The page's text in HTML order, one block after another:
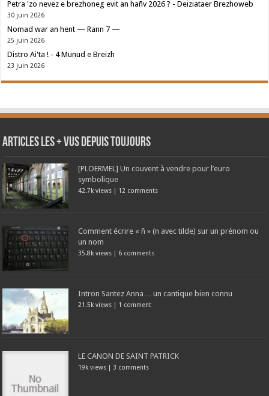
Petra 'zo nevez e brezhoneg evit an hañv 2026 ? - Deiziataer Brezhoweb
30 juin 2026
Nomad war an hent — Rann 7 —
25 juin 2026
Distro Ai'ta ! - 4 Munud e Breizh
23 juin 2026
Articles les + vus depuis toujours
[PLOERMEL] Un couvent à vendre pour l’euro
symbolique
42.7k views 12 comments
Comment écrire « ñ » (n avec tilde) sur un prénom ou
un nom
35.8k views 6 comments
Intron Santez Anna… un cantique bien connu
21.5k views 1 comment
LE CANON DE SAINT PATRICK
19k views |3 comments